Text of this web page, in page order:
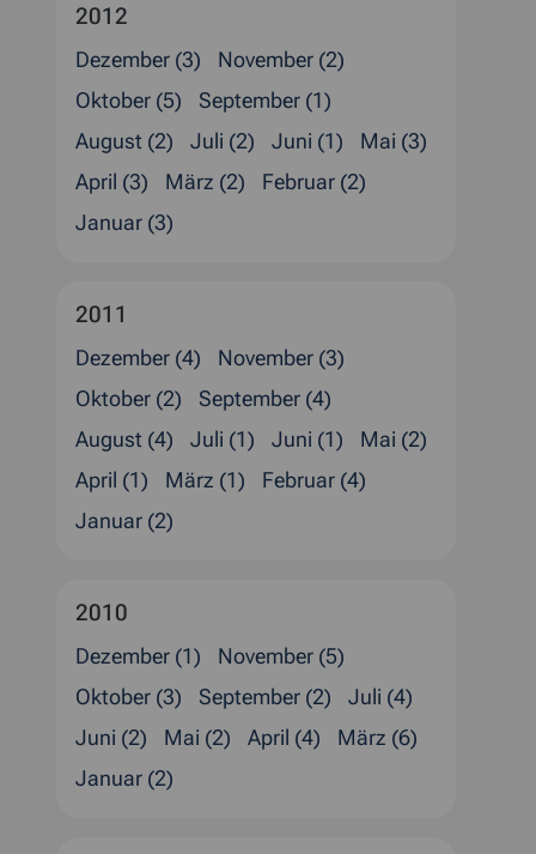
2012
Dezember (3)
November (2)
Oktober (5)
September (1)
August (2)
Juli (2) Juni (1)
Mai (3)
April (3)
März (2)
Februar (2)
Januar (3)
2011
Dezember (4)
November (3)
Oktober (2)
September (4)
August (4)
Juli (1) Juni (1)
Mai (2)
April (1)
März (1)
Februar (4)
Januar (2)
2010
Dezember (1)
November (5)
Oktober (3)
September (2)
Juli (4)
Juni (2)
Mai (2) April (4)
März (6)
Januar (2)